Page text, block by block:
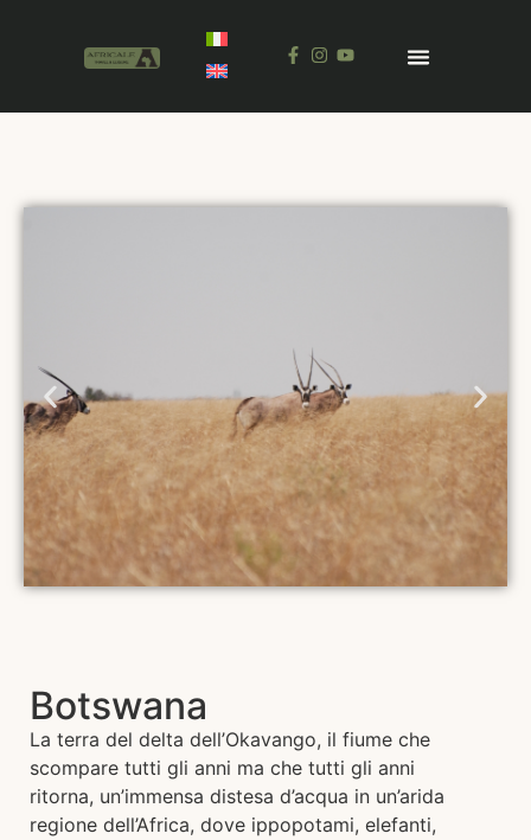
Botswana
La terra del delta dell’Okavango, il fiume che
scompare tutti gli anni ma che tutti gli anni
ritorna, un’immensa distesa d’acqua in un’arida
regione dell’Africa, dove ippopotami, elefanti,